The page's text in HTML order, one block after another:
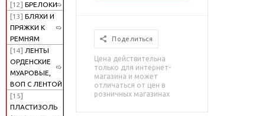
[12] БРЕЛОКИ
[13] БЛЯХИ И
ПРЯЖКИ К
РЕМНЯМ
[14] ЛЕНТЫ
ОРДЕНСКИЕ
МУАРОВЫЕ,
ВОП С ЛЕНТОЙ
[15]
ПЛАСТИЗОЛЬ
Поделиться
Цена действительна
только для интернет-
магазина и может
отличаться от цен в
розничных магазинах